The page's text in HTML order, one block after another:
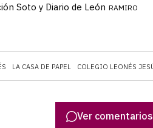
LA CASA DE PAPEL COLEGIO LEONÉS
Soto y Diario de León RAMIRO
Ver comentarios